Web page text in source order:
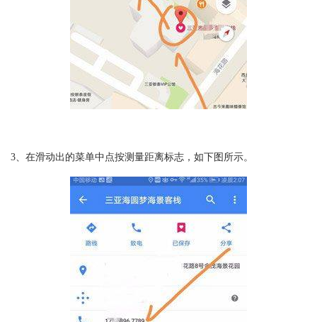
3、在滑动出的菜单中点按测量距离标志，如下图所示。